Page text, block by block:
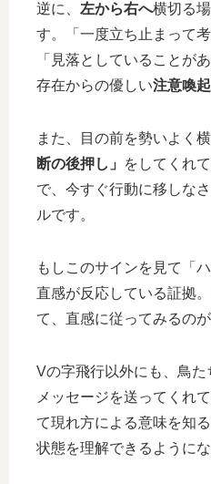
逆に、 左から右へ横切る
す。「一度立ち止まって
「見落としていることが
存在からの優しい注意喚起
また、目の前を勢いよく
断の後押し」
をしてくれ
で、今すぐ行動に移しな
ルです。
もしこのサインを見て「
直感が反応している証拠
て、直感に従ってみるのが
Vの字飛行以外にも、鳥
メッセージを送ってくれ
て現れ方による意味を知
状態を理解できるようにな